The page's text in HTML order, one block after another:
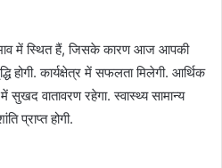
में स्थित हैं, जिसके कारण आज आपकी
होगी. कार्यक्षेत्र में सफलता मिलेगी. आर्थिक
वातावरण रहेगा. स्वास्थ्य सामान्य
प्राप्त होगी.